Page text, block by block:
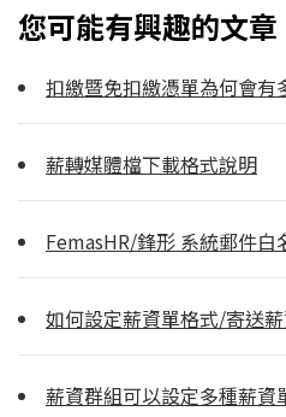
您可能有興趣的文章
扣繳暨免扣繳憑單為何會有
薪轉媒體檔下載格式說明
FemasHR/鋒形 系統郵件白
如何設定薪資單格式/寄送薪
薪資群組可以設定多種薪資